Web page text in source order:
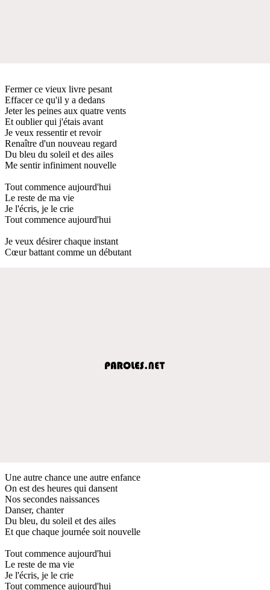
Fermer ce vieux livre pesant
Effacer ce qu'il y a dedans
Jeter les peines aux quatre vents
Et oublier qui j'étais avant
Je veux ressentir et revoir
Renaître d'un nouveau regard
Du bleu du soleil et des ailes
Me sentir infiniment nouvelle
Tout commence aujourd'hui
Le reste de ma vie
Je l'écris, je le crie
Tout commence aujourd'hui
Je veux désirer chaque instant
Cœur battant comme un débutant
Une autre chance une autre enfance
On est des heures qui dansent
Nos secondes naissances
Danser, chanter
Du bleu, du soleil et des ailes
Et que chaque journée soit nouvelle
Tout commence aujourd'hui
Le reste de ma vie
Je l'écris, je le crie
Tout commence aujourd'hui